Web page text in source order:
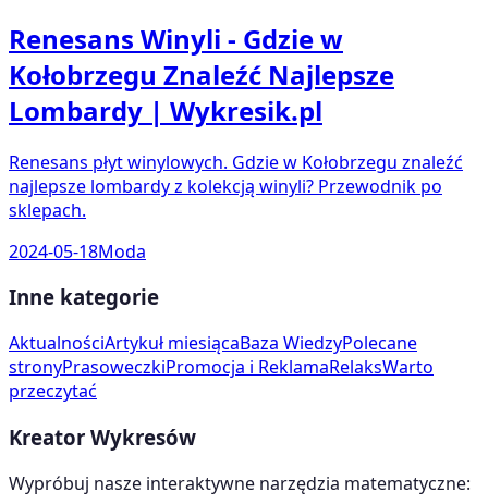
Renesans Winyli - Gdzie w
Kołobrzegu Znaleźć Najlepsze
Lombardy | Wykresik.pl
Renesans płyt winylowych. Gdzie w Kołobrzegu znaleźć
najlepsze lombardy z kolekcją winyli? Przewodnik po
sklepach.
2024-05-18Moda
Inne kategorie
AktualnościArtykuł miesiącaBaza WiedzyPolecane
stronyPrasoweczkiPromocja i ReklamaRelaksWarto
przeczytać
Kreator Wykresów
Wypróbuj nasze interaktywne narzędzia matematyczne: